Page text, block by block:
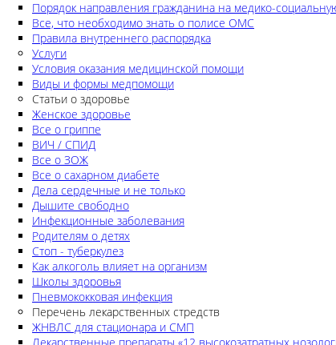
Порядок направления гражданина на медико-
Все, что необходимо знать о полисе ОМС
Правила внутреннего распорядка
Услуги
Условия оказания медицинской помощи
Виды и формы медпомощи
Статьи о здоровье
Женское здоровье
Все о гриппе
ВИЧ / СПИД
Все о ЗОЖ
Все о сахарном диабете
Дела сердечные и не только
Дышите свободно
Инфекционные заболевания
Родителям о детях
Стоп - туберкулез
Как алкоголь влияет на организм
Школы здоровья
Пневмококковая инфекция
Перечень лекарственных стредств
ЖНВЛС для стационара и СМП